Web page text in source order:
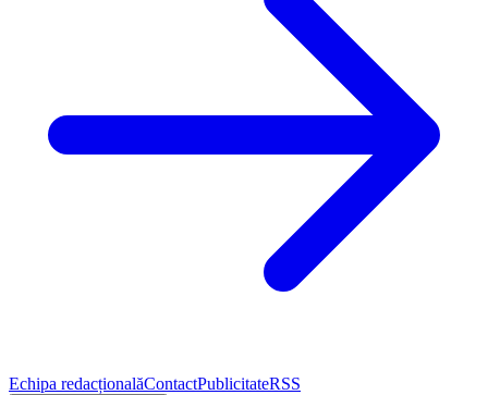
Echipa redacționalăContactPublicitateRSS